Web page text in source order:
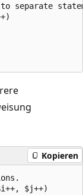
separate
Kopieren
$j++)